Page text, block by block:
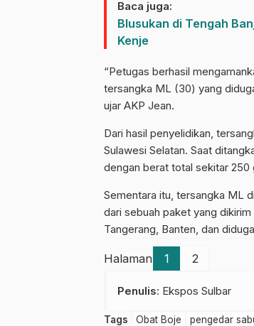
Baca juga:
Blusukan di Tengah
Kenje
“Petugas berhasil
tersangka ML (30) yang
ujar AKP Jean.
Dari hasil penyelidikan,
Sulawesi Selatan. Saat
dengan berat total sekitar 250
Sementara itu, tersangka ML
dari sebuah paket yang
Tangerang, Banten, dan
Halaman 1 2
Penulis: Ekspos Sulbar
Tags Obat Boje pengedar